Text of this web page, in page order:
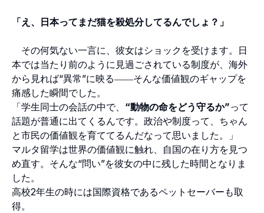
「え、日本ってまだ猫を殺処分してるんでしょ？」
その何気ない一言に、彼女はショックを受けます。日
本では当たり前のように見過ごされている制度が、海外
から見れば“異常”に映る――そんな価値観のギャップを
痛感した瞬間でした。
「学生同士の会話の中で、 “動物の命をどう守るか”って
話題が普通に出てくるんです。政治や制度って、ちゃん
と市民の価値観を育ててるんだなって思いました。」
マルタ留学は世界の価値観に触れ、自国の在り方を見つ
め直す。そんな“問い”を彼女の中に残した時間となりま
した。
高校2年生の時には国際資格であるペットセーバーも取
得。